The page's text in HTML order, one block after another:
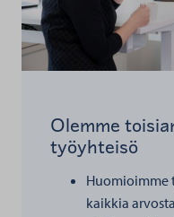
Olemme
työyhteisö
Huomioimme
kaikkia